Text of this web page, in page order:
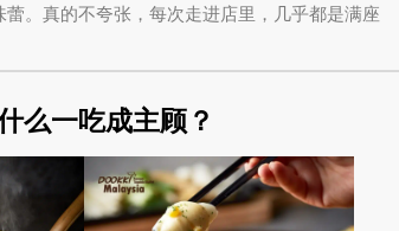
。真的不夸张，每次走进店里，几乎都是满座
么一吃成主顾？